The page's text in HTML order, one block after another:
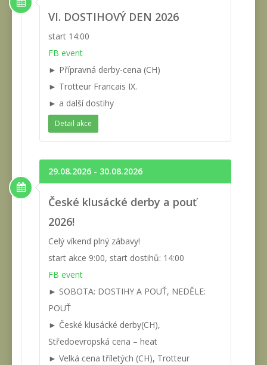
VI. DOSTIHOVÝ DEN 2026
start 14:00
FB event
► Přípravná derby-cena (CH)
► Trotteur Francais IX.
► a další dostihy
Detail akce
29.08.2026 - 30.08.2026
České klusácké derby a pouť
2026!
Celý víkend plný zábavy!
start akce 9:00, start dostihů: 14:00
FB event
► SOBOTA: DOSTIHY A POUŤ, NEDĚLE:
POUŤ
► České klusácké derby(CH),
Středoevropská cena – heat
► Velká cena tříletých (CH), Trotteur